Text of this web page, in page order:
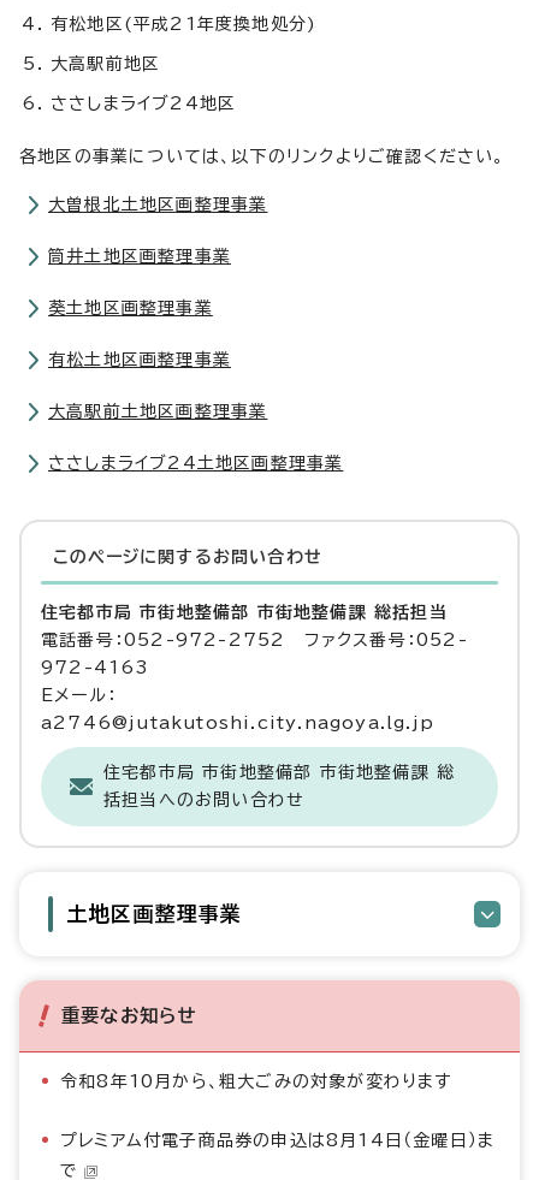
有松地区(平成21年度換地処分)
大高駅前地区
ささしまライブ24地区
各地区の事業については、以下のリンクよりご確認ください。
大曽根北土地区画整理事業
筒井土地区画整理事業
葵土地区画整理事業
有松土地区画整理事業
大高駅前土地区画整理事業
ささしまライブ24土地区画整理事業
このページに関する お問い合わせ
住宅都市局 市街地整備部 市街地整備課 総括担当
電話番号：052-972-2752 ファクス番号：052-
972-4163
Eメール：
a2746@jutakutoshi.city.nagoya.lg.jp
住宅都市局 市街地整備部 市街地整備課 総
括担当へのお問い合わせ
土地区画整理事業
重要なお知らせ
令和8年10月から、粗大ごみの対象が変わります
プレミアム付電子商品券の申込は8月14日（金曜日）ま
で